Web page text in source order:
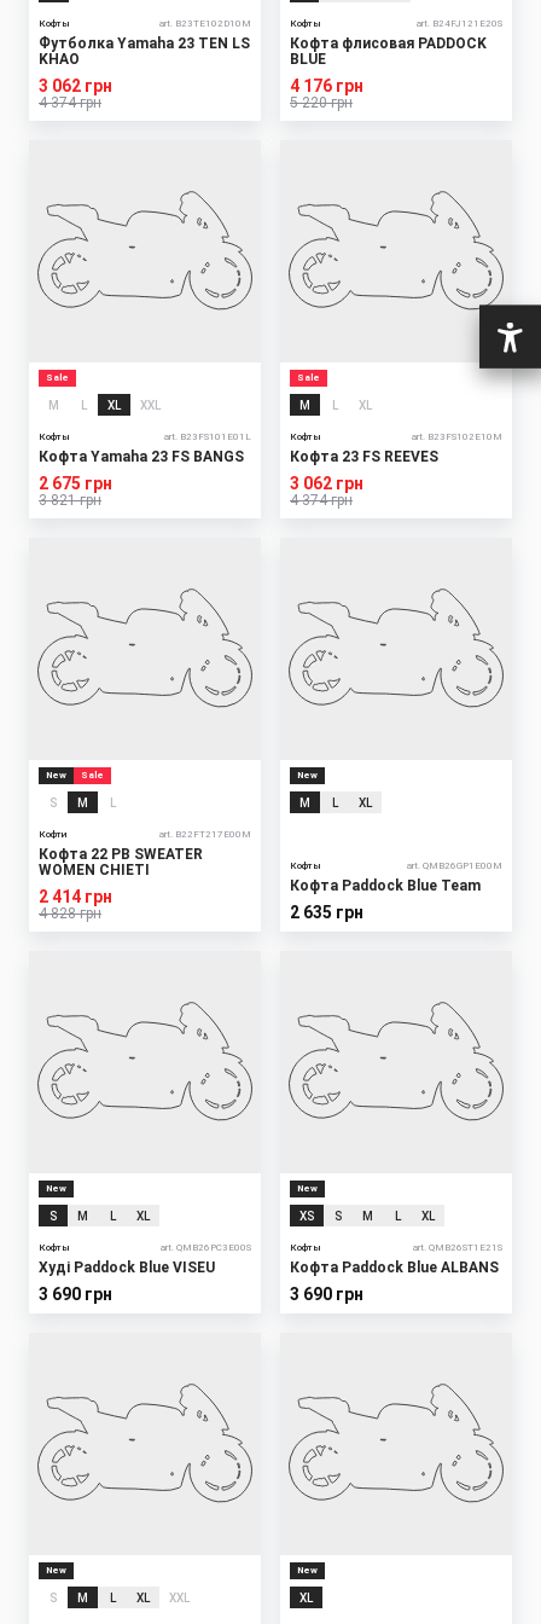
Кофты art. B23TE102D10M
Футболка Yamaha 23 TEN LS
KHAO
4 374 грн
3 062 грн
Кофты art. B24FJ121E20S
Кофта флисовая PADDOCK
BLUE
5 220 грн
4 176 грн
Sale
M XL XXL
Кофты art. B23FS101E01L
Кофта Yamaha 23 FS BANGS
3 821 грн
2 675 грн
Sale
M XL
Кофты art. B23FS102E10M
Кофта 23 FS REEVES
4 374 грн
3 062 грн
New Sale
S M
Кофти art. B22FT217E00M
Кофта 22 PB SWEATER
WOMEN CHIETI
4 828 грн
2 414 грн
New
M XL
Кофты art. QMB26GP1E00M
Кофта Paddock Blue Team
2 635 грн
New
S M XL
Кофты art. QMB26PC3E00S
Худі Paddock Blue VISEU
3 690 грн
New
XS S M XL
Кофты art. QMB26ST1E21S
Кофта Paddock Blue ALBANS
3 690 грн
New
S M XL XXL
New
XL